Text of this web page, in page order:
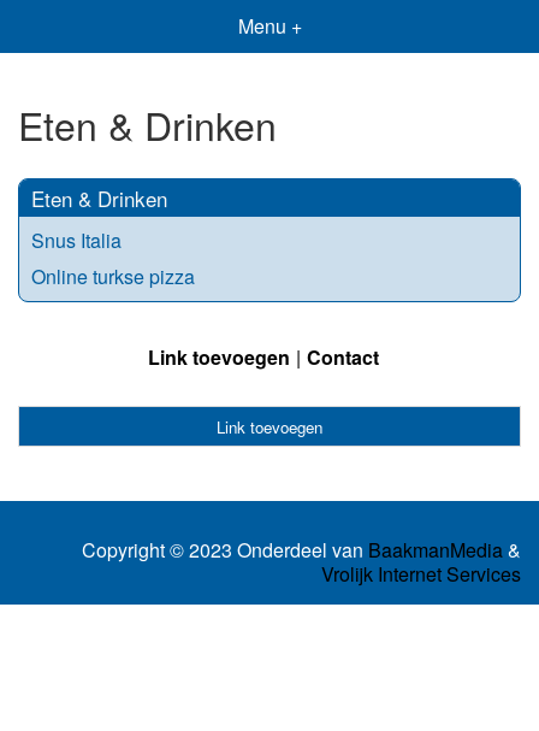
Menu +
Eten & Drinken
Eten & Drinken
Snus Italia
Online turkse pizza
Link toevoegen Contact
Link toevoegen
Copyright © 2023 Onderdeel van BaakmanMedia&
Vrolijk Internet Services